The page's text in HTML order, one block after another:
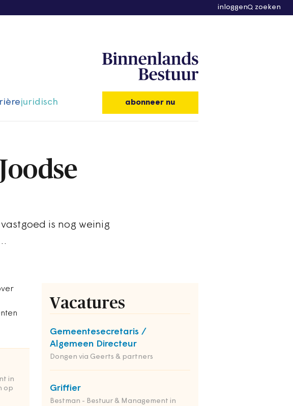
inloggen zoeken
juridisch abonneer nu
is nog weinig
in
op
Vacatures
Gemeentesecretaris /
Algemeen Directeur
Dongen via Geerts & partners
Griffier
Bestman - Bestuur & Management in